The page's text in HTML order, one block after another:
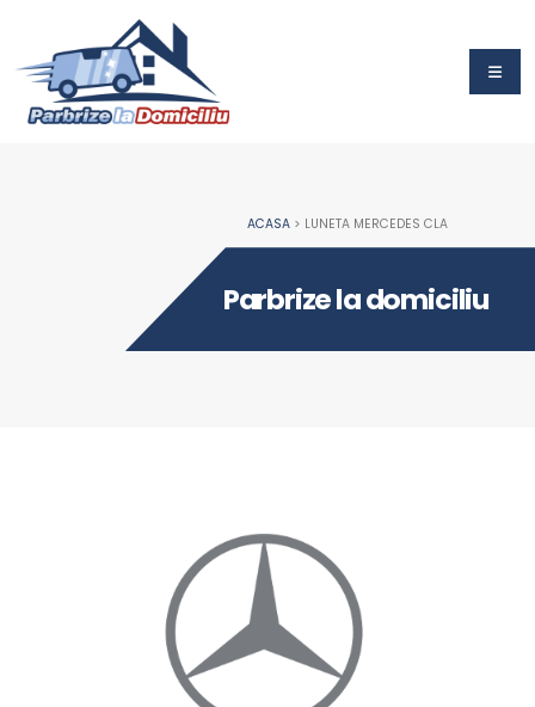
ACASA> LUNETA MERCEDES CLA
Parbrize la domiciliu